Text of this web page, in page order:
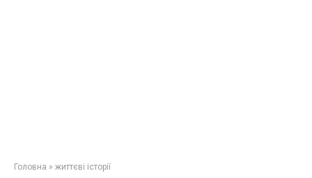
Головна » життєві історії